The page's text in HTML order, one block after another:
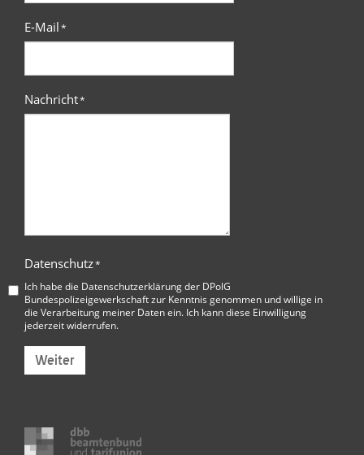
E-Mail*
Nachricht*
Datenschutz*
Ich habe die Datenschutzerklärung der DPolG
Bundespolizeigewerkschaftzur Kenntnis genommen und willige in
die Verarbeitung meiner Daten ein. Ich kann diese Einwilligung
jederzeit widerrufen.
Weiter